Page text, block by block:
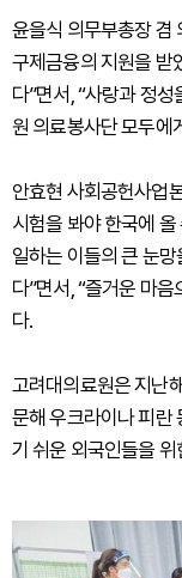
윤을식 의무부총장 겸
구제금융의 지원을 받
다”면서, “사랑과 정
원 의료봉사단 모두에
안효현 사회공헌사업
시험을 봐야 한국에
일하는 이들의 큰 눈
다”면서, “즐거운 마
다.
고려대의료원은 지난
문해 우크라이나 피란
기 쉬운 외국인들을